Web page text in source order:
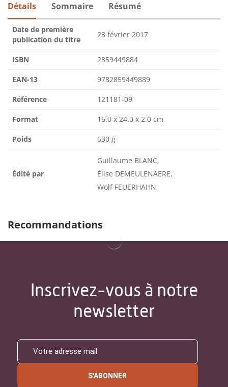
Détails Sommaire Résumé
Date de première
publication du titre
23 février 2017
ISBN 2859449884
EAN-13 9782859449889
Référence 121181-09
Format 16.0 x 24.0 x 2.0 cm
Poids 630 g
Édité par
Guillaume BLANC,
Élise DEMEULENAERE,
Wolf FEUERHAHN
Recommandations
Inscrivez-vous à notre
newsletter
S'ABONNER